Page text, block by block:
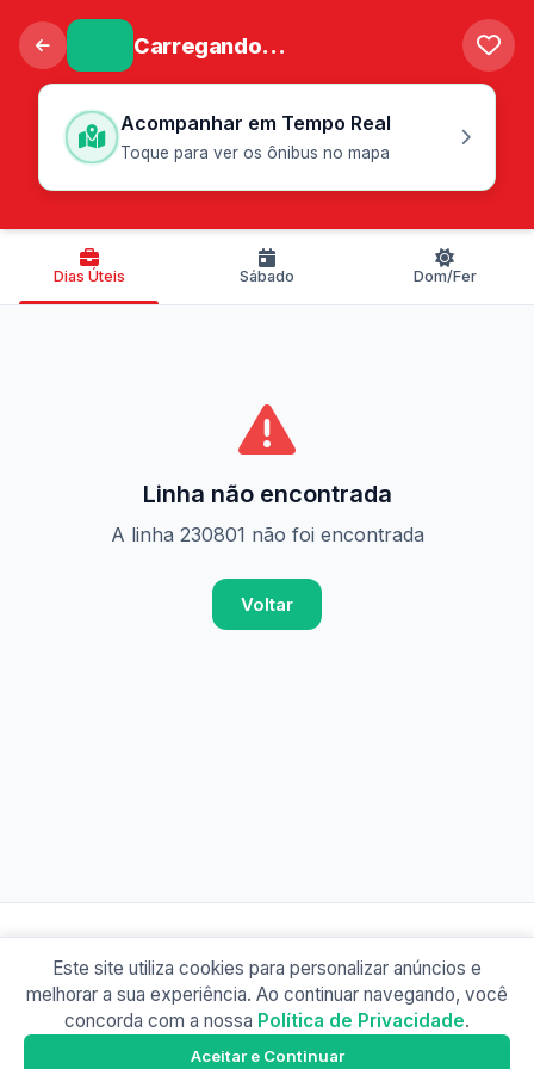
Carregando...
Acompanhar em Tempo Real
Toque para ver os ônibus no mapa
Dias Úteis Sábado Dom/Fer
Linha não encontrada
A linha 230801 não foi encontrada
Voltar
© 2026 Busão BR
Sobre Contato Política de Privacidade
Este site utiliza cookies para personalizar anúncios e
melhorar a sua experiência. Ao continuar navegando, você
concorda com a nossa Política de Privacidade.
Aceitar e Continuar